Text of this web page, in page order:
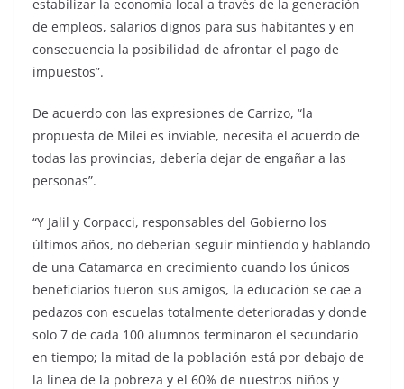
estabilizar la economía local a través de la generación
de empleos, salarios dignos para sus habitantes y en
consecuencia la posibilidad de afrontar el pago de
impuestos”.
De acuerdo con las expresiones de Carrizo, “la
propuesta de Milei es inviable, necesita el acuerdo de
todas las provincias, debería dejar de engañar a las
personas”.
“Y Jalil y Corpacci, responsables del Gobierno los
últimos años, no deberían seguir mintiendo y hablando
de una Catamarca en crecimiento cuando los únicos
beneficiarios fueron sus amigos, la educación se cae a
pedazos con escuelas totalmente deterioradas y donde
solo 7 de cada 100 alumnos terminaron el secundario
en tiempo; la mitad de la población está por debajo de
la línea de la pobreza y el 60% de nuestros niños y